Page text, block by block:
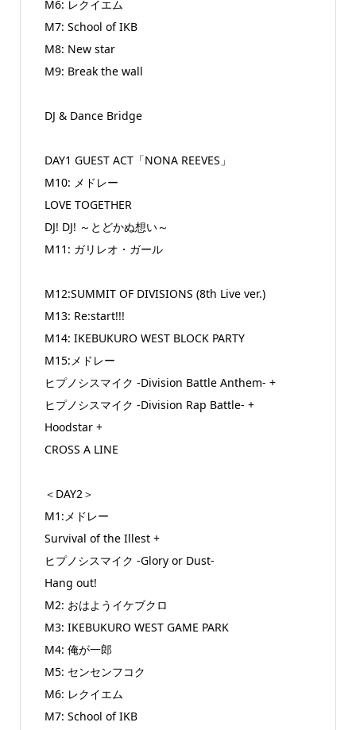
M6: レクイエム
M7: School of IKB
M8: New star
M9: Break the wall
DJ & Dance Bridge
DAY1 GUEST ACT「NONA REEVES」
M10: メドレー
LOVE TOGETHER
DJ! DJ! ～とどかぬ想い～
M11: ガリレオ・ガール
M12:SUMMIT OF DIVISIONS (8th Live ver.)
M13: Re:start!!!
M14: IKEBUKURO WEST BLOCK PARTY
M15:メドレー
ヒプノシスマイク -Division Battle Anthem- +
ヒプノシスマイク -Division Rap Battle- +
Hoodstar +
CROSS A LINE
＜DAY2＞
M1:メドレー
Survival of the Illest +
ヒプノシスマイク -Glory or Dust-
Hang out!
M2: おはようイケブクロ
M3: IKEBUKURO WEST GAME PARK
M4: 俺が一郎
M5: センセンフコク
M6: レクイエム
M7: School of IKB